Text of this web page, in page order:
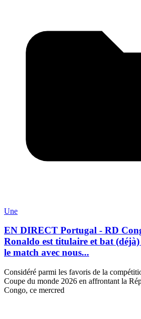
Une
EN DIRECT Portugal - RD
Ronaldo est titulaire et bat
le match avec nous...
Considéré parmi les favoris de la
Coupe du monde 2026 en affrontant la
Congo, ce mercred